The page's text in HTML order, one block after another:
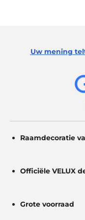
Uw mening
Raamdecoratie
Officiële VELUX
Grote voorraad